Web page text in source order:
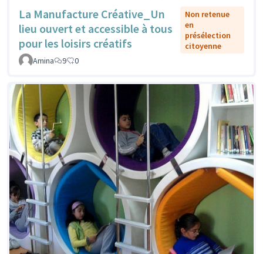
La Manufacture Créative_Un
lieu ouvert et accessible à tous
pour les loisirs créatifs
Non retenue
en
présélection
citoyenne
Amina
9 0